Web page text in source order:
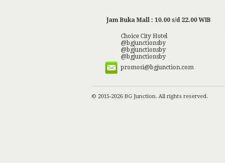
Jam Buka Mall : 10.00 s/d 22.00 WIB
Choice City Hotel
@bgjunctionsby
@bgjunctionsby
@bgjunctionsby
promosi@bgjunction.com
© 2015-2026 BG Junction. All rights reserved.